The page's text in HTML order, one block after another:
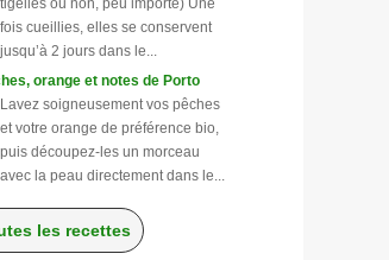
tigelles ou non, peu importe) Une
fois cueillies, elles se conservent
jusqu’à 2 jours dans le...
orange et notes de Porto
Lavez soigneusement vos pêches
et votre orange de préférence bio,
puis découpez-les un morceau
avec la peau directement dans le...
les recettes